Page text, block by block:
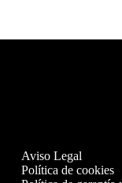
Aviso Legal
Política de cookies